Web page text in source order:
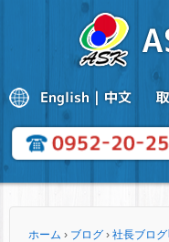
ホーム › ブログ › 社長ブロ